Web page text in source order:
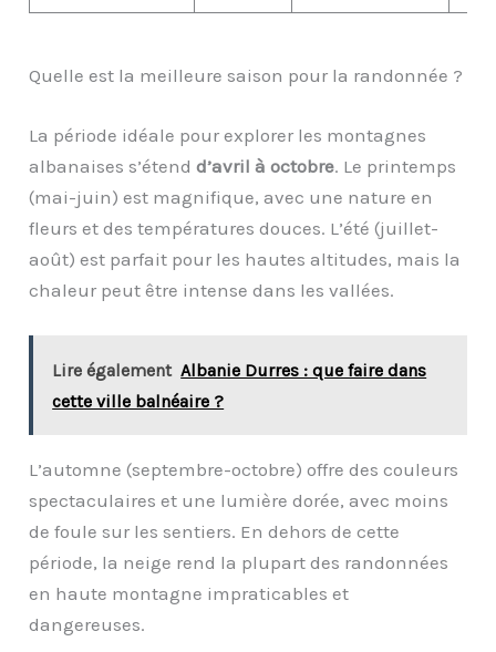
Quelle est la meilleure saison pour la randonnée ?
La période idéale pour explorer les montagnes
albanaises s’étendd’avril à octobre. Le printemps
(mai-juin) est magnifique, avec une nature en
fleurs et des températures douces. L’été (juillet-
août) est parfait pour les hautes altitudes, mais la
chaleur peut être intense dans les vallées.
Lire également Albanie Durres : que faire dans
cette ville balnéaire ?
L’automne (septembre-octobre) offre des couleurs
spectaculaires et une lumière dorée, avec moins
de foule sur les sentiers. En dehors de cette
période, la neige rend la plupart des randonnées
en haute montagne impraticables et
dangereuses.